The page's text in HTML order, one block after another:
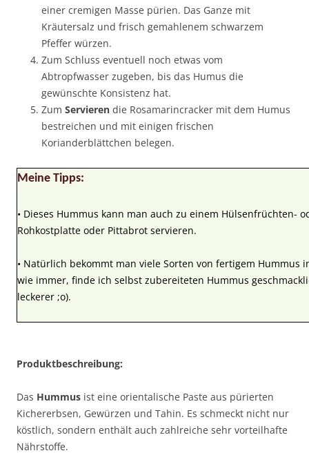
einer cremigen Masse pürien. Das Ganze mit
Kräutersalz und frisch gemahlenem schwarzem
Pfeffer würzen.
Zum Schluss eventuell noch etwas vom
Abtropfwasser zugeben, bis das Humus die
gewünschte Konsistenz hat.
Zum Servieren die Rosamarincracker mit dem Humus
bestreichen und mit einigen frischen
Korianderblättchen belegen.
Meine Tipps:
• Dieses Hummus kann man auch zu einem Hülsenfrüchten-
Rohkostplatte oder Pittabrot servieren.
• Natürlich bekommt man viele Sorten von fertigem Hummus
wie immer, finde ich selbst zubereiteten Hummus
leckerer ;o).
Produktbeschreibung:
Das Hummus ist eine orientalische Paste aus pürierten
Kichererbsen, Gewürzen und Tahin. Es schmeckt nicht nur
köstlich, sondern enthält auch zahlreiche sehr vorteilhafte
Nährstoffe.